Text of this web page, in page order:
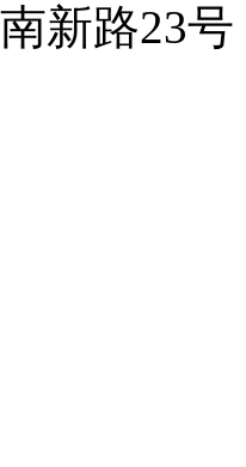
新路23